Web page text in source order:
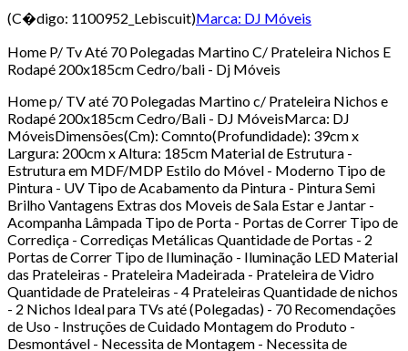
(C�digo: 1100952_Lebiscuit)Marca: DJ Móveis
Home P/ Tv Até 70 Polegadas Martino C/ Prateleira Nichos E
Rodapé 200x185cm Cedro/bali - Dj Móveis
Home p/ TV até 70 Polegadas Martino c/ Prateleira Nichos e
Rodapé 200x185cm Cedro/Bali - DJ MóveisMarca: DJ
MóveisDimensões(Cm): Comnto(Profundidade): 39cm x
Largura: 200cm x Altura: 185cm Material de Estrutura -
Estrutura em MDF/MDP Estilo do Móvel - Moderno Tipo de
Pintura - UV Tipo de Acabamento da Pintura - Pintura Semi
Brilho Vantagens Extras dos Moveis de Sala Estar e Jantar -
Acompanha Lâmpada Tipo de Porta - Portas de Correr Tipo de
Corrediça - Corrediças Metálicas Quantidade de Portas - 2
Portas de Correr Tipo de Iluminação - Iluminação LED Material
das Prateleiras - Prateleira Madeirada - Prateleira de Vidro
Quantidade de Prateleiras - 4 Prateleiras Quantidade de nichos
- 2 Nichos Ideal para TVs até (Polegadas) - 70 Recomendações
de Uso - Instruções de Cuidado Montagem do Produto -
Desmontável - Necessita de Montagem - Necessita de